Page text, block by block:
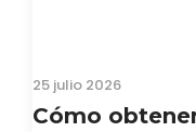
25 julio 2026
Cómo